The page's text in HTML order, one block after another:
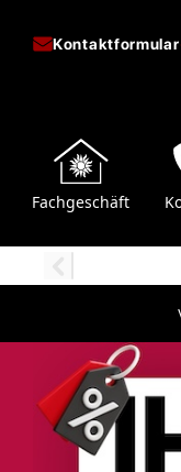
Kontaktformular
Fachgeschäft